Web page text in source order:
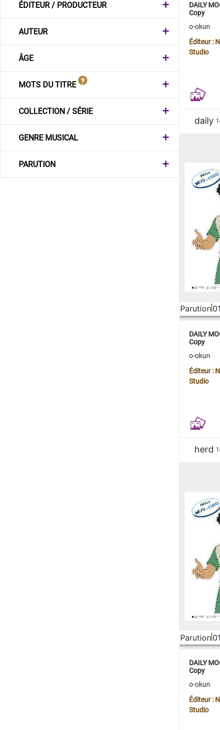
ÉDITEUR / PRODUCTEUR
AUTEUR
ÂGE
MOTS DU TITRE
COLLECTION / SÉRIE
GENRE MUSICAL
PARUTION
DAILY
Copy
o-okun
Éditeur :
Studio
daily
Parution
DAILY
Copy
o-okun
Éditeur :
Studio
herd
Parution
DAILY
Copy
o-okun
Éditeur :
Studio